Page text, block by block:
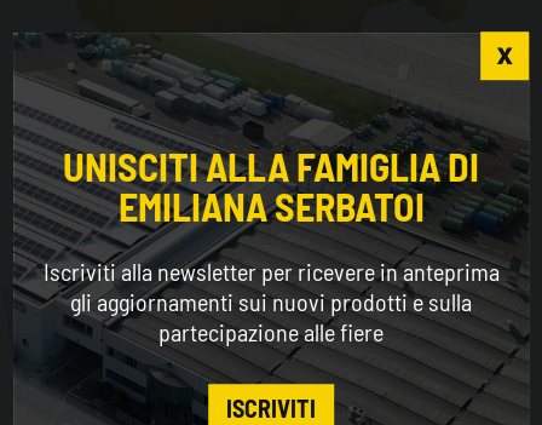
Carrytank® CTK 600
Choose the country you are in and your language
for a better browsing experience
WORLDWIDE
ENGLISH
CONTINUE
UNISCITI ALLA FAMIGLIA DI
EMILIANA SERBATOI
Iscriviti alla newsletter per ricevere in anteprima
gli aggiornamenti sui nuovi prodotti e sulla
partecipazione alle fiere
ISCRIVITI